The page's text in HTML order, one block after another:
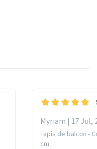
Myriam | 17 Jul,
Tapis de balcon -
cm